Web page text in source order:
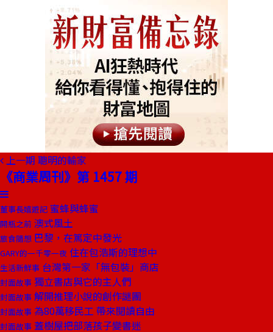
上一期 聰明的輸家
《商業周刊》第 1457 期
董事長嬉遊記 蜜蜂與蜂蜜
開瓶之前 澳式風土
旅食隨想 巴黎，在篤定中發光
GARY的一千零一夜 住在包浩斯的理想中
生活新鮮事 台灣第一家「無包裝」商店
封面故事 獨立書店與它的主人們
封面故事 解開推理小說的創作謎團
封面故事 為80萬移民工 帶來閱讀自由
封面故事 蓋樹屋把部落孩子變書迷